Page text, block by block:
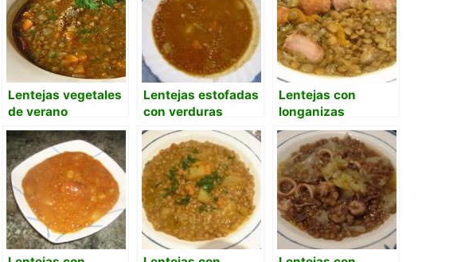
Lentejas vegetales
de verano
Lentejas estofadas
con verduras
Lentejas con
longanizas